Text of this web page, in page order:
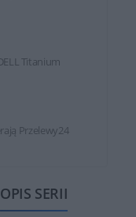
Titanium
Przelewy24
OPIS SERII